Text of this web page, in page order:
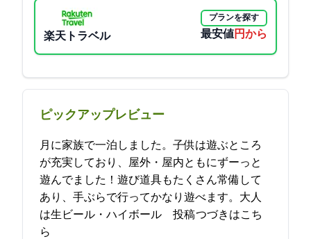
楽天トラベル
プランを探す
最安値16500円から
ピックアップレビュー
10/24(月)に家族で一泊しました。子供は遊ぶところ
が充実しており、屋外・屋内ともにずーっと
遊んでました！遊び道具もたくさん常備して
あり、手ぶらで行ってかなり遊べます。大人
は生ビール・ハイボール… 2022-10-26 15:35:41投稿つづきはこち
ら